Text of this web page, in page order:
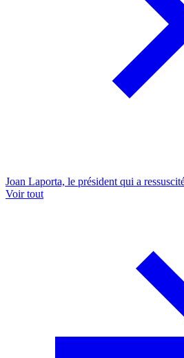
Joan Laporta, le président qui a
Voir tout